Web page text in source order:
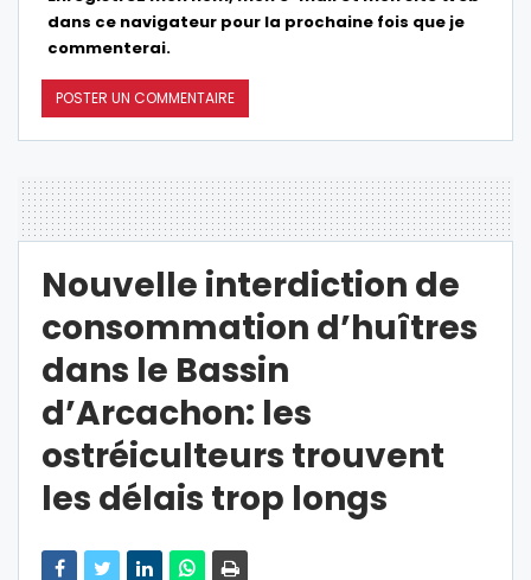
dans ce navigateur pour la prochaine fois que je
commenterai.
Nouvelle interdiction de
consommation d’huîtres
dans le Bassin
d’Arcachon: les
ostréiculteurs trouvent
les délais trop longs